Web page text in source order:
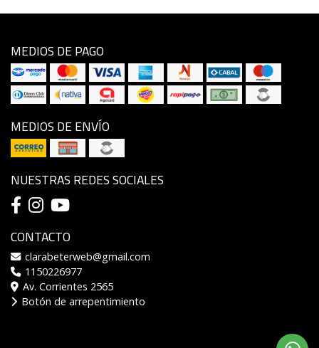
MEDIOS DE PAGO
MEDIOS DE ENVÍO
NUESTRAS REDES SOCIALES
CONTACTO
clarabeterweb@gmail.com
1150226977
Av. Corrientes 2565
Botón de arrepentimiento